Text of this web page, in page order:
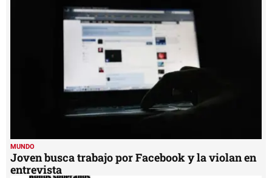
MUNDO
Joven busca trabajo por Facebook y la violan en
entrevista